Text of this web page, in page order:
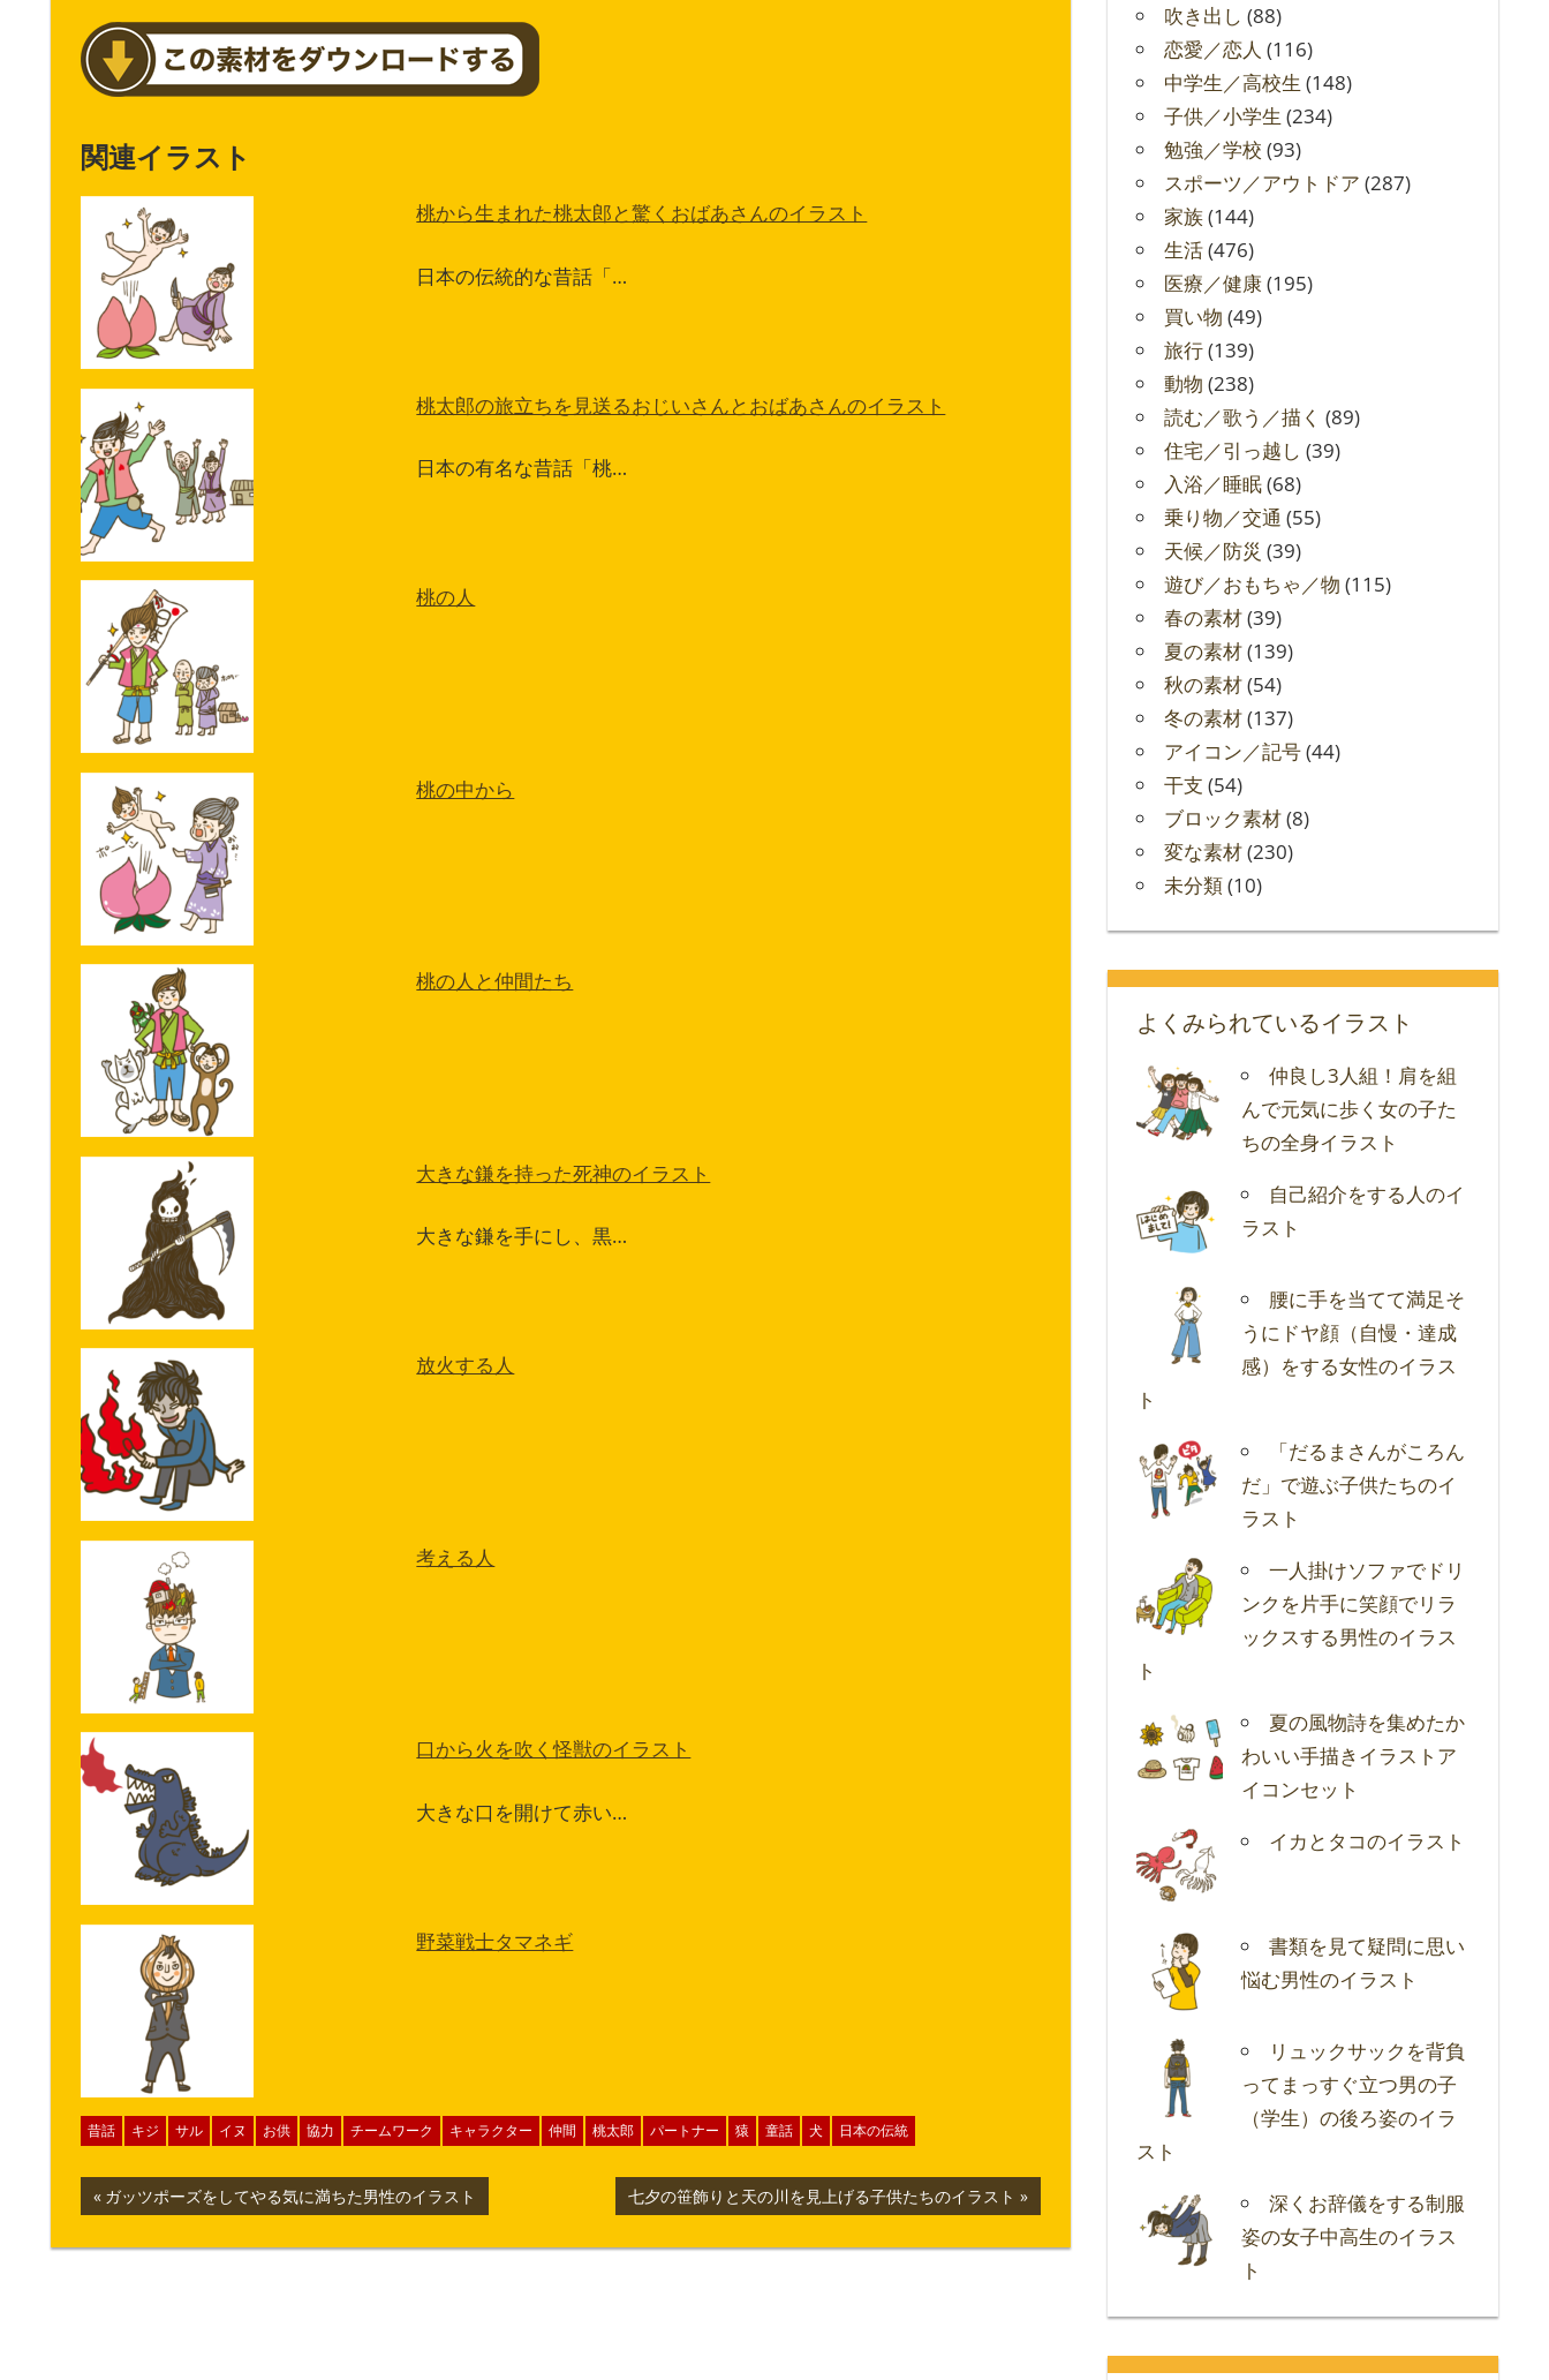
関連イラスト
桃から生まれた桃太郎と驚くおばあさんのイラスト
日本の伝統的な昔話「…
桃太郎の旅立ちを見送るおじいさんとおばあさんのイラスト
日本の有名な昔話「桃…
桃の人
桃の中から
桃の人と仲間たち
大きな鎌を持った死神のイラスト
大きな鎌を手にし、黒…
放火する人
考える人
口から火を吹く怪獣のイラスト
大きな口を開けて赤い…
野菜戦士タマネギ
昔話 キジ サル イヌ お供 協力 チームワーク キャラクター 仲間 桃太郎 パートナー 猿 童話 犬 日本の伝統
投
稿
前
の
記
ガッツポーズをしてやる気に満ちた男性のイラスト
次
の
記
七夕の笹飾りと天の川を見上げる子供たちのイラスト
吹き出し (88)
恋愛／恋人 (116)
中学生／高校生 (148)
子供／小学生 (234)
勉強／学校 (93)
スポーツ／アウトドア (287)
家族(144)
生活(476)
医療／健康(195)
買い物 (49)
旅行(139)
動物 (238)
読む／歌う／描く (89)
住宅／引っ越し (39)
入浴／睡眠(68)
乗り物／交通 (55)
天候／防災 (39)
遊び／おもちゃ／物 (115)
春の素材(39)
夏の素材(139)
秋の素材(54)
冬の素材(137)
アイコン／記号(44)
干支 (54)
ブロック素材(8)
変な素材(230)
未分類(10)
よくみられているイラスト
仲良し3人組！肩を組
んで元気に歩く女の子た
ちの全身イラスト
自己紹介をする人のイ
ラスト
腰に手を当てて満足そ
うにドヤ顔（自慢・達成
感）をする女性のイラス
ト
「だるまさんがころん
だ」で遊ぶ子供たちのイ
ラスト
一人掛けソファでドリ
ンクを片手に笑顔でリラ
ックスする男性のイラス
ト
夏の風物詩を集めたか
わいい手描きイラストア
イコンセット
イカとタコのイラスト
書類を見て疑問に思い
悩む男性のイラスト
リュックサックを背負
ってまっすぐ立つ男の子
（学生）の後ろ姿のイラ
スト
深くお辞儀をする制服
姿の女子中高生のイラス
ト